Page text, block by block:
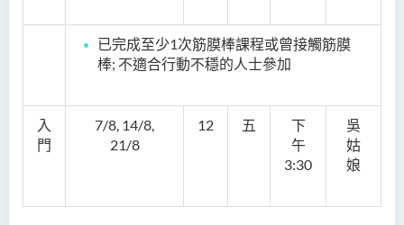
已完成至少1次筋膜棒課程或曾接觸筋膜
棒; 不適合行動不穩的人士參加
入
門
7/8, 14/8,
21/8
12 五
下
午
3:30
吳
姑
娘